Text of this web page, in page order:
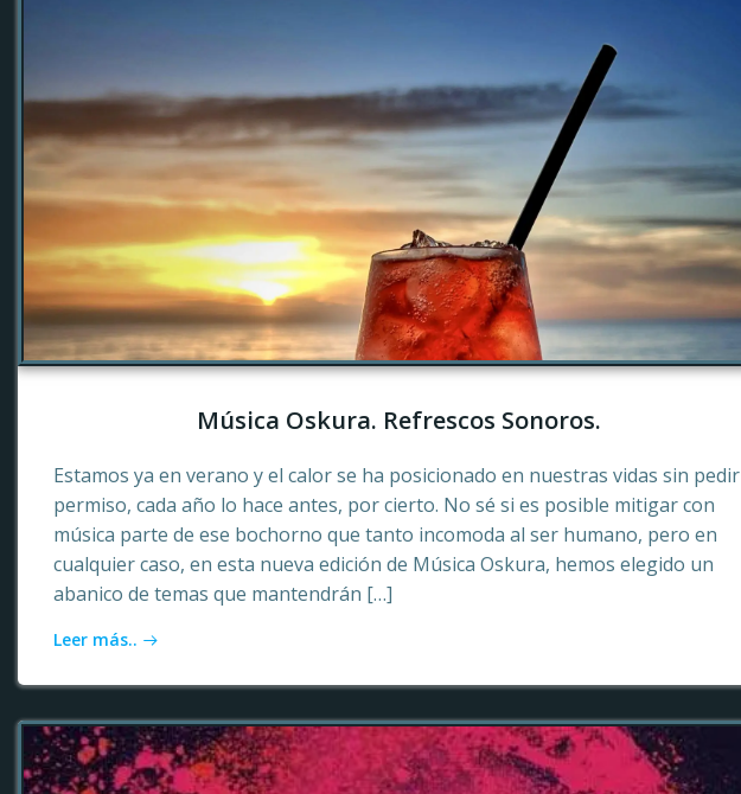
Música Oskura. Refrescos Sonoros.
Estamos ya en verano y el calor se ha posicionado en nuestras vidas sin pedir
permiso, cada año lo hace antes, por cierto. No sé si es posible mitigar con
música parte de ese bochorno que tanto incomoda al ser humano, pero en
cualquier caso, en esta nueva edición de Música Oskura, hemos elegido un
abanico de temas que mantendrán […]
Leer más..